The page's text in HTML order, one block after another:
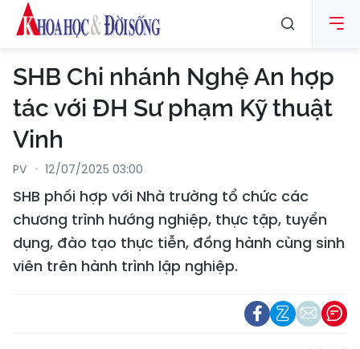
SHB Chi nhánh Nghệ An hợp
tác với ĐH Sư phạm Kỹ thuật
Vinh
PV 12/07/2025 03:00
SHB phối hợp với Nhà trường tổ chức các
chương trình hướng nghiệp, thực tập, tuyển
dụng, đào tạo thực tiễn, đồng hành cùng sinh
viên trên hành trình lập nghiệp.